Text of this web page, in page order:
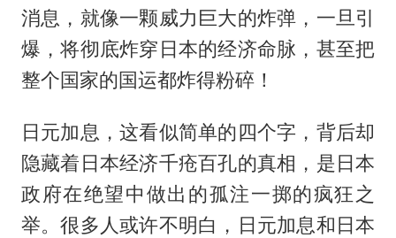
消息，就像一颗威力巨大的炸弹，一旦引
爆，将彻底炸穿日本的经济命脉，甚至把
整个国家的国运都炸得粉碎！
日元加息，这看似简单的四个字，背后却
隐藏着日本经济千疮百孔的真相，是日本
政府在绝望中做出的孤注一掷的疯狂之
举。很多人或许不明白，日元加息和日本